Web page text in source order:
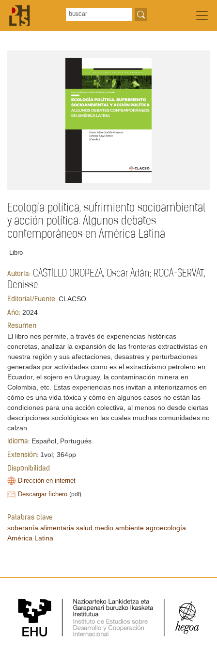
Ecología política, sufrimiento socioambiental
y acción política. Algunos debates
contemporáneos en América Latina
-Libro-
Autoría: CASTILLO OROPEZA, Oscar Adán; ROCA-SERVAT,
Denisse
Editorial/Fuente: CLACSO
Año: 2024
Resumen
El libro nos permite, a través de experiencias históricas
concretas, analizar la expansión de las fronteras extractivistas en
nuestra región y sus afectaciones, desastres y perturbaciones
generadas por actividades como es el extractivismo petrolero en
Ecuador, el sojero en Uruguay, la contaminación minera en
Colombia, etc. Estas experiencias nos invitan a interiorizarnos en
cómo es una vida tóxica y cómo en algunos casos no están las
condiciones para una acción colectiva, al menos no desde ciertas
descripciones sociológicas en las cuales muchas comunidades no
calzan.
Idioma: Español, Portugués
Extensión: 1vol; 364pp
Disponibilidad
Dirección en internet
Descargar fichero (pdf)
Palabras clave
soberanía alimentaria salud medio ambiente agroecología
América Latina